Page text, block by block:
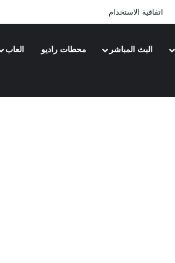
اتفاقية الاستخدام
البث المباشر محطات راديو العاب